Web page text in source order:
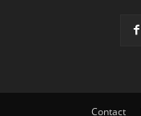
Contact